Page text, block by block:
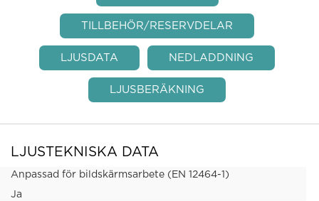
TILLBEHÖR/RESERVDELAR
LJUSDATA NEDLADDNING
LJUSBERÄKNING
LJUSTEKNISKA DATA
Anpassad för bildskärmsarbete (EN 12464-1)
Ja